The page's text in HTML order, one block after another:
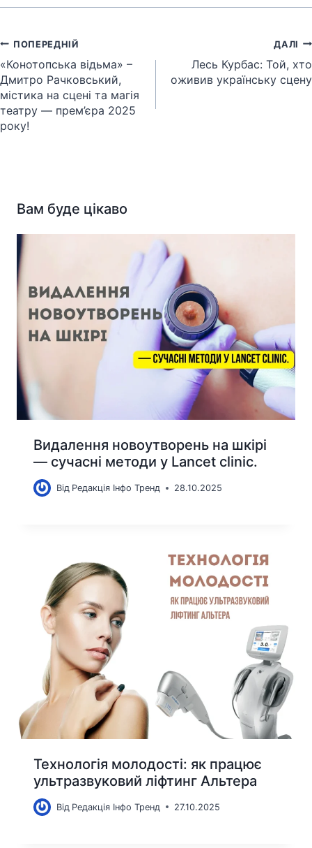
Навігація
записів
ПОПЕРЕДНІЙ
«Конотопська відьма» –
Дмитро Рачковський,
містика на сцені та магія
театру — прем’єра 2025
року!
ДАЛІ
Лесь Курбас: Той, хто
оживив українську сцену
Вам буде цікаво
Видалення новоутворень на шкірі
— сучасні методи у Lancet clinic.
Від Редакція Інфо Тренд 28.10.2025
Технологія молодості: як працює
ультразвуковий ліфтинг Альтера
Від Редакція Інфо Тренд 27.10.2025